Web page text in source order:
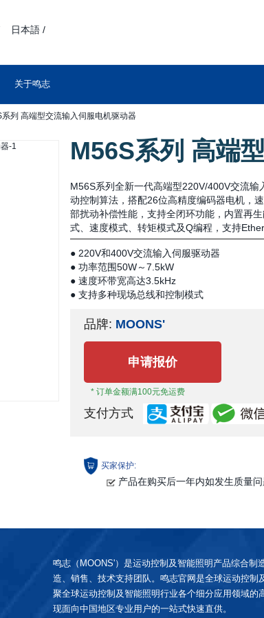
日本語 /
关于鸣志
系列 高端型交流输入伺服电机驱动器
M56S系列 高端
M56S系列全新一代高端型220V/400V交流
动控制算法，搭配26位高精度编码器电机，
部扰动补偿性能，支持全闭环功能，内置再
式、速度模式、转矩模式及Q编程，支持
● 220V和400V交流输入伺服驱动器
● 功率范围50W～7.5kW
● 速度环带宽高达3.5kHz
● 支持多种现场总线和控制模式
● 支持全闭环、STO功能安全
品牌: MOONS'
申请报价
* 订单金额满100元免运费
支付方式
买家保护:
产品在购买后一年内如发生质量问
鸣志（MOONS'）是运动控制及智能照明产品综合制
造、销售、技术支持团队。鸣志官网是全球运动控制
聚全球运动控制及智能照明行业各个细分应用领域的
现面向中国地区专业用户的一站式快速直供。